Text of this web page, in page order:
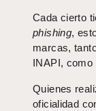
Cada cierto
phishing,
marcas,
INAPI, como
Quienes
oficialidad